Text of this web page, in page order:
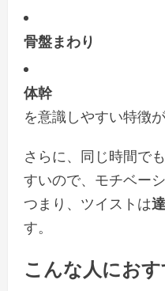
骨盤まわり
体幹
を意識しやすい特徴が
さらに、同じ時間で
すいので、モチベー
つまり、ツイストは
す。
こんな人にお